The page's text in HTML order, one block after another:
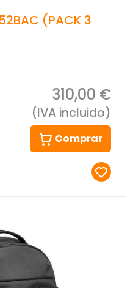
(PACK 3
310,00 €
(IVA incluido)
Comprar